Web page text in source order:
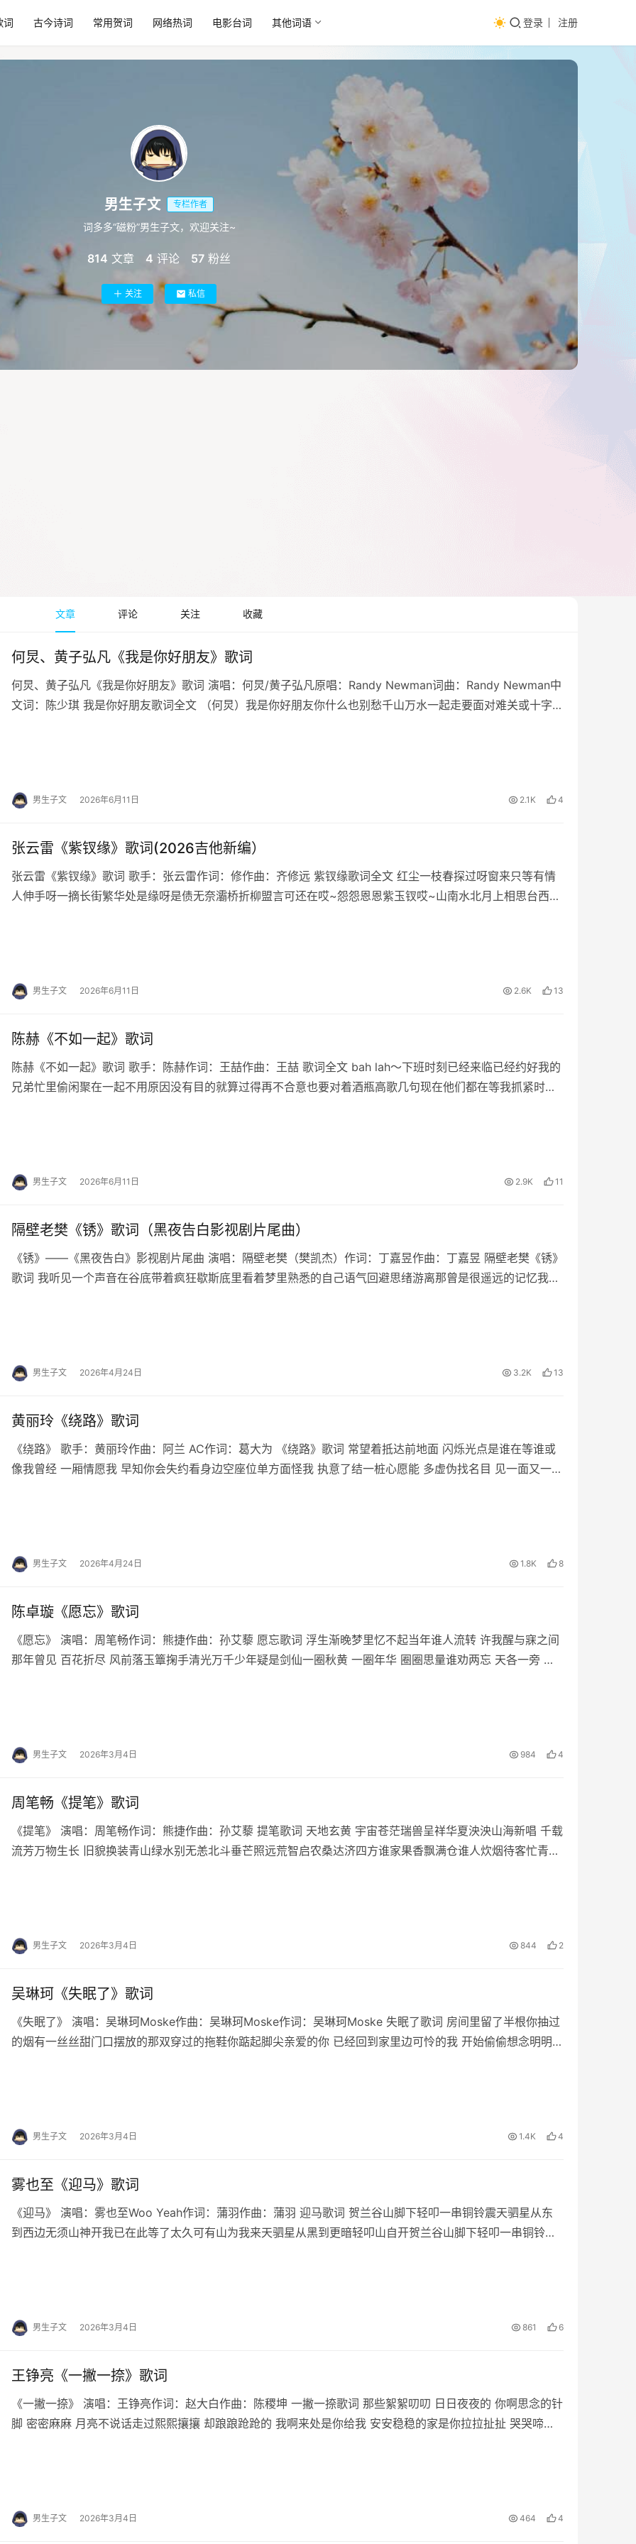
词 古今诗词 常用贺词 网络热词 电影台词 其他词语 登录 注册
男生子文 专栏作者
词多多“磁粉”男生子文，欢迎关注~
814 文章 4 评论 57 粉丝
关注 私信
文章 评论 关注 收藏
何炅、黄子弘凡《我是你好朋友》歌词
何炅、黄子弘凡《我是你好朋友》歌词 演唱：何炅/黄子弘凡原唱：Randy Newman词曲：Randy Newman中
文词：陈少琪 我是你好朋友歌词全文 （何炅）我是你好朋友你什么也别愁千山万水一起走要面对难关或十字路
男生子文 2026年6月11日 2.1K 4
张云雷《紫钗缘》歌词(2026吉他新编）
张云雷《紫钗缘》歌词 歌手：张云雷作词：修作曲：齐修远 紫钗缘歌词全文 红尘一枝春探过呀窗来只等有情
人伸手呀一摘长街繁华处是缘呀是债无奈灞桥折柳盟言可还在哎~怨怨恩恩紫玉钗哎~山南水北月上相思台西风
男生子文 2026年6月11日 2.6K 13
陈赫《不如一起》歌词
陈赫《不如一起》歌词 歌手：陈赫作词：王喆作曲：王喆 歌词全文 bah lah～下班时刻已经来临已经约好我的
兄弟忙里偷闲聚在一起不用原因没有目的就算过得再不合意也要对着酒瓶高歌几句现在他们都在等我抓紧时间
男生子文 2026年6月11日 2.9K 11
隔壁老樊《锈》歌词（黑夜告白影视剧片尾曲）
《锈》——《黑夜告白》影视剧片尾曲 演唱：隔壁老樊（樊凯杰）作词：丁嘉昱作曲：丁嘉昱 隔壁老樊《锈》
歌词 我听见一个声音在谷底带着疯狂歇斯底里看着梦里熟悉的自己语气回避思绪游离那曾是很遥远的记忆我祈
男生子文 2026年4月24日 3.2K 13
黄丽玲《绕路》歌词
《绕路》 歌手：黄丽玲作曲：阿兰 AC作词：葛大为 《绕路》歌词 常望着抵达前地面 闪烁光点是谁在等谁或
像我曾经 一厢情愿我 早知你会失约看身边空座位单方面怪我 执意了结一桩心愿能 多虚伪找名目 见一面又一次
男生子文 2026年4月24日 1.8K 8
陈卓璇《愿忘》歌词
《愿忘》 演唱：周笔畅作词：熊捷作曲：孙艾藜 愿忘歌词 浮生渐晚梦里忆不起当年谁人流转 许我醒与寐之间
那年曾见 百花折尽 风前落玉簟掬手清光万千少年疑是剑仙一圈秋黄 一圈年华 圈圈思量谁劝两忘 天各一旁 圈
男生子文 2026年3月4日 984 4
周笔畅《提笔》歌词
《提笔》 演唱：周笔畅作词：熊捷作曲：孙艾藜 提笔歌词 天地玄黄 宇宙苍茫瑞兽呈祥华夏泱泱山海新唱 千载
流芳万物生长 旧貌换装青山绿水别无恙北斗垂芒照远荒智启农桑达济四方谁家果香飘满仓谁人炊烟待客忙青春
男生子文 2026年3月4日 844 2
吴琳珂《失眠了》歌词
《失眠了》 演唱：吴琳珂Moske作曲：吴琳珂Moske作词：吴琳珂Moske 失眠了歌词 房间里留了半根你抽过
的烟有一丝丝甜门口摆放的那双穿过的拖鞋你踮起脚尖亲爱的你 已经回到家里边可怜的我 开始偷偷想念明明你
男生子文 2026年3月4日 1.4K 4
雾也至《迎马》歌词
《迎马》 演唱：雾也至Woo Yeah作词：蒲羽作曲：蒲羽 迎马歌词 贺兰谷山脚下轻叩一串铜铃震天驷星从东
到西边无须山神开我已在此等了太久可有山为我来天驷星从黑到更暗轻叩山自开贺兰谷山脚下轻叩一串铜铃震
男生子文 2026年3月4日 861 6
王铮亮《一撇一捺》歌词
《一撇一捺》 演唱：王铮亮作词：赵大白作曲：陈稷坤 一撇一捺歌词 那些絮絮叨叨 日日夜夜的 你啊思念的针
脚 密密麻麻 月亮不说话走过熙熙攘攘 却踉踉跄跄的 我啊来处是你给我 安安稳稳的家是你拉拉扯扯 哭哭啼啼
男生子文 2026年3月4日 464 4